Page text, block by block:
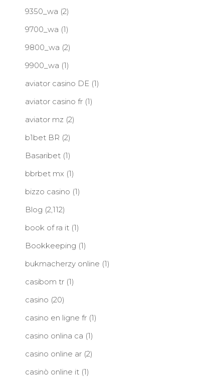
9350_wa (2)
9700_wa (1)
9800_wa (2)
9900_wa (1)
aviator casino DE(1)
aviator casino fr(1)
aviator mz (2)
b1bet BR (2)
Basaribet(1)
bbrbet mx (1)
bizzo casino (1)
Blog (2,112)
book of ra it(1)
Bookkeeping (1)
bukmacherzy online (1)
casibom tr(1)
casino (20)
casino en ligne fr(1)
casino onlina ca (1)
casino online ar(2)
casinò online it(1)